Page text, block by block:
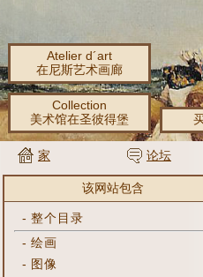
Atelier d´art
在尼斯艺术画廊
Collection
美术馆在圣彼得堡
家 论坛
该网站包含
-整个目录
-绘画
- 图像